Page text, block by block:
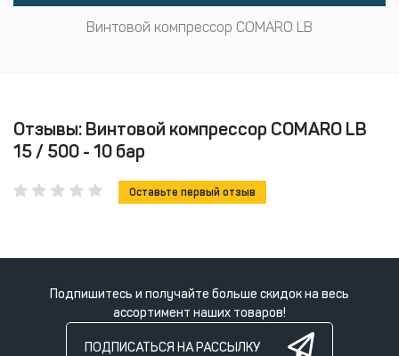
Винтовой компрессор COMARO LB
Отзывы: Винтовой компрессор COMARO LB
15 / 500 - 10 бар
Оставьте первый отзыв
Подпишитесь и получайте больше скидок на весь
ассортимент наших товаров!
ПОДПИСАТЬСЯ НА РАССЫЛКУ